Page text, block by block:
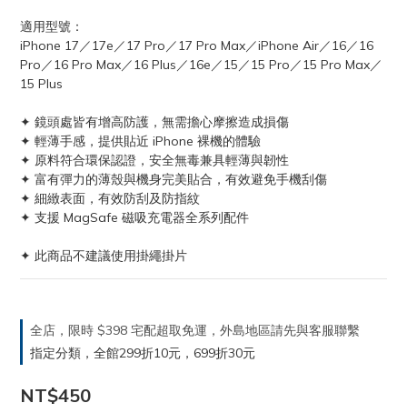
適用型號：
iPhone 17／17e／17 Pro／17 Pro Max／iPhone Air／16／16
Pro／16 Pro Max／16 Plus／16e／15／15 Pro／15 Pro Max／
15 Plus
✦ 鏡頭處皆有增高防護，無需擔心摩擦造成損傷
✦ 輕薄手感，提供貼近 iPhone 裸機的體驗
✦ 原料符合環保認證，安全無毒兼具輕薄與韌性
✦ 富有彈力的薄殼與機身完美貼合，有效避免手機刮傷
✦ 細緻表面，有效防刮及防指紋
✦ 支援 MagSafe 磁吸充電器全系列配件
✦ 此商品不建議使用掛繩掛片
全店，限時 $398 宅配超取免運，外島地區請先與客服聯繫
指定分類，全館299折10元，699折30元
NT$450